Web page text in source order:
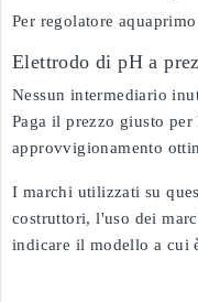
Per regolatore
Elettrodo di pH a
Nessun intermediario
Paga il prezzo giusto
approvvigionamento
I marchi utilizzati su
costruttori, l'uso dei
indicare il modello a cui